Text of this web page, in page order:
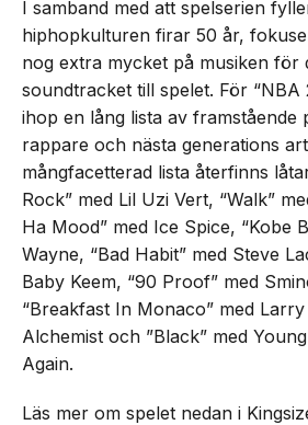
I samband med att spelserien
hiphopkulturen firar 50 år,
nog extra mycket på musiken för
soundtracket till spelet. För “NBA
ihop en lång lista av framstående
rappare och nästa generations
mångfacetterad lista återfinns
Rock” med Lil Uzi Vert, “Walk”
Ha Mood” med Ice Spice, “Kobe
Wayne, “Bad Habit” med Steve
Baby Keem, “90 Proof” med
“Breakfast In Monaco” med
Alchemist och ”Black” med
Again.
Läs mer om spelet nedan i